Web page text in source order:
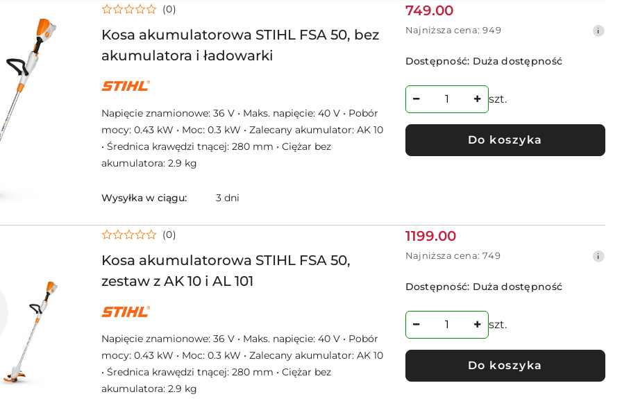
Kosa akumulatorowa STIHL FSA 50, bez
akumulatora i ładowarki
(0)
NAZWA
PRODUCENTA:
Napięcie znamionowe: 36 V • Maks. napięcie: 40 V • Pobór
mocy: 0.43 kW • Moc: 0.3 kW • Zalecany akumulator: AK 10
• Średnica krawędzi tnącej: 280 mm • Ciężar bez
akumulatora: 2.9 kg
Wysyłka w ciągu: 3 dni
Cena
promocyjna:
749.00
Najniższa
30
przed
Najniższa cena: 949
Dostępność: Duża dostępność
szt.
Do koszyka
Kosa akumulatorowa STIHL FSA 50,
zestaw z AK 10 i AL 101
(0)
NAZWA
PRODUCENTA:
Napięcie znamionowe: 36 V • Maks. napięcie: 40 V • Pobór
mocy: 0.43 kW • Moc: 0.3 kW • Zalecany akumulator: AK 10
• Średnica krawędzi tnącej: 280 mm • Ciężar bez
akumulatora: 2.9 kg
Cena
promocyjna:
1199.00
Najniższa
30
przed
Najniższa cena: 749
Dostępność: Duża dostępność
szt.
Do koszyka